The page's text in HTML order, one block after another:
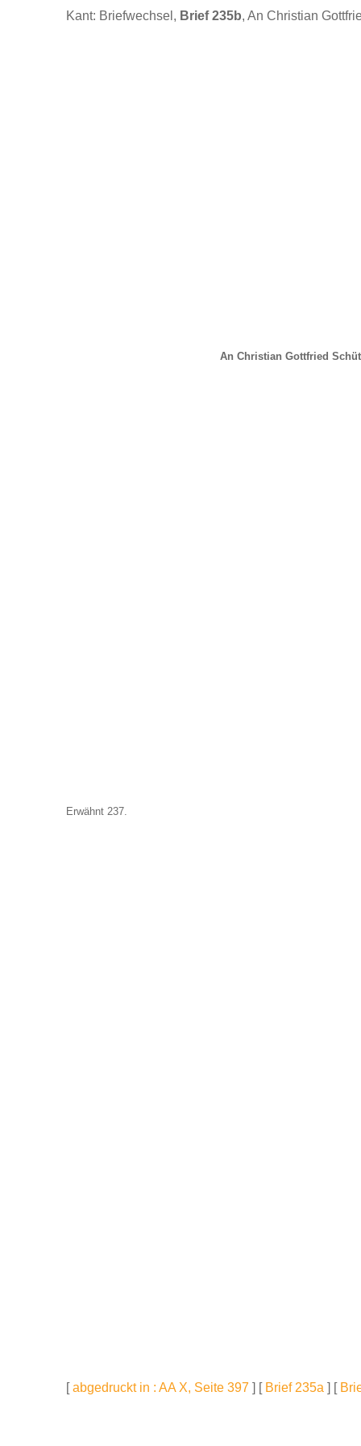
Kant: Briefwechsel, Brief 235b, An Christian
An Christian Gottfried
Erwähnt 237.
[abgedruckt in : AA X, Seite 397 ] [ Brief 235a ] [